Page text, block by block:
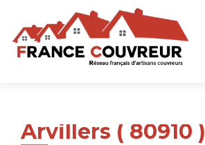
Arvillers ( 80910 )